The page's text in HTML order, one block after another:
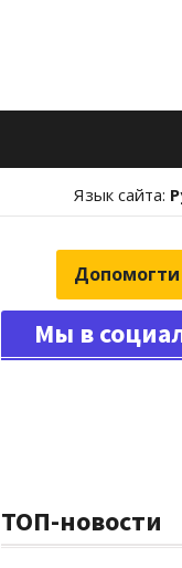
Язык сайта:
Мы в
ТОП-новости